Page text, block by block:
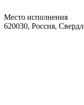
Место исполнения
620030, Россия,